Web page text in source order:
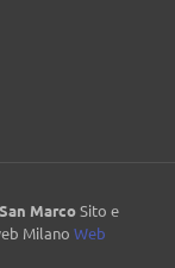
MarcoSito e
Milano Web